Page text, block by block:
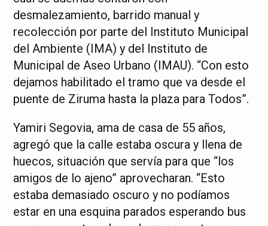
desmalezamiento, barrido manual y
recolección por parte del Instituto Municipal
del Ambiente (IMA) y del Instituto de
Municipal de Aseo Urbano (IMAU). “Con esto
dejamos habilitado el tramo que va desde el
puente de Ziruma hasta la plaza para Todos”.
Yamiri Segovia, ama de casa de 55 años,
agregó que la calle estaba oscura y llena de
huecos, situación que servía para que “los
amigos de lo ajeno” aprovecharan. “Esto
estaba demasiado oscuro y no podíamos
estar en una esquina parados esperando bus